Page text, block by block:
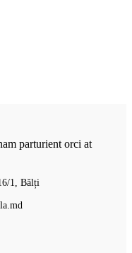
parturient orci at
1, Bălți